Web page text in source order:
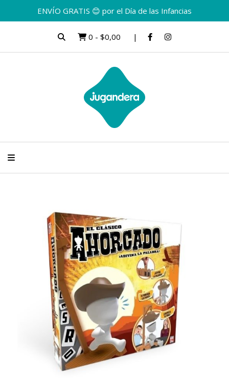
ENVÍO GRATIS 😊 por el Día de las Infancias
0 - $0,00